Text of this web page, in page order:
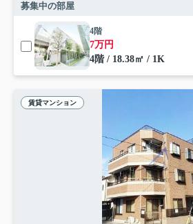
募集中の部屋
4階
7万円
4階 / 18.38㎡ / 1K
賃貸マンション